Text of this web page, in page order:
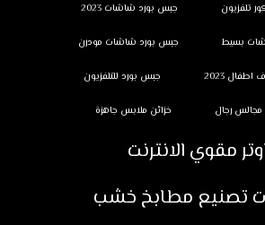
تلفزيون جبس بورد شاشات 2023
بسيط جبس بورد شاشات مودرن
2023 جبس بورد للتلفزيون
رجال خزائن ملابس جاهزة
مقوي الانترنت
تصنيع مطابخ خشب